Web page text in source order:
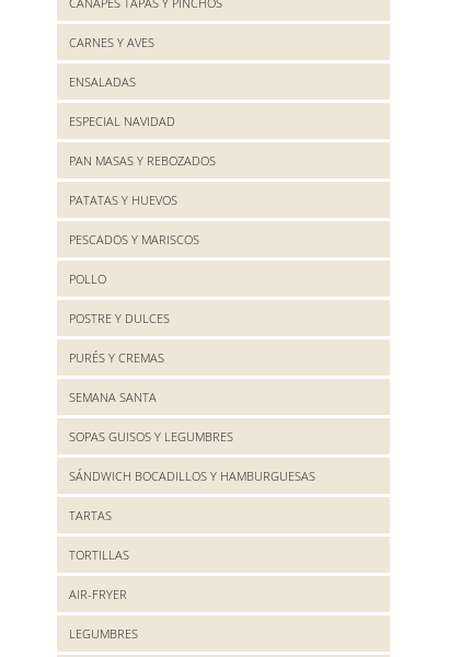
CARNES Y AVES
ENSALADAS
ESPECIAL NAVIDAD
PAN MASAS Y REBOZADOS
PATATAS Y HUEVOS
PESCADOS Y MARISCOS
POLLO
POSTRE Y DULCES
PURÉS Y CREMAS
SEMANA SANTA
SOPAS GUISOS Y LEGUMBRES
SÁNDWICH BOCADILLOS Y HAMBURGUESAS
TARTAS
TORTILLAS
AIR-FRYER
LEGUMBRES